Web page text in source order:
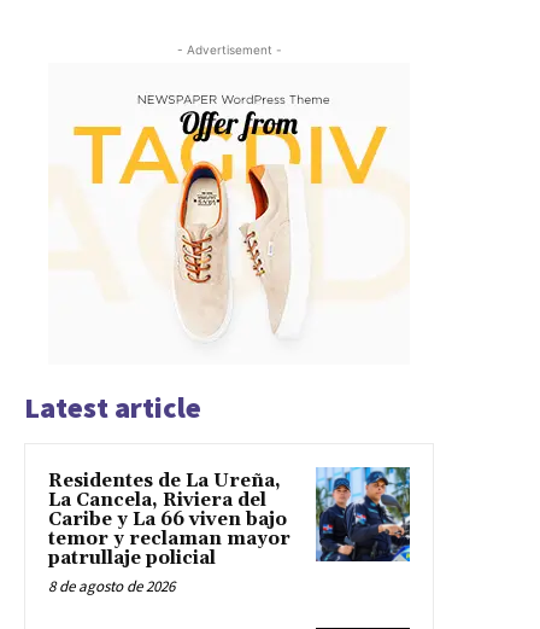
- Advertisement -
Latest article
Residentes de La Ureña,
La Cancela, Riviera del
Caribe y La 66 viven bajo
temor y reclaman mayor
patrullaje policial
8 de agosto de 2026